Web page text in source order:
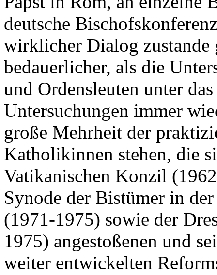
deutsche
wirklicher Dialog zustande
bedauerlicher, als die
und Ordensleuten unter
Untersuchungen immer
große Mehrheit der
Katholikinnen stehen, die
Vatikanischen Konzil
Synode der Bistümer in
(1971-1975) sowie der
1975) angestoßenen und
weiter entwickelten